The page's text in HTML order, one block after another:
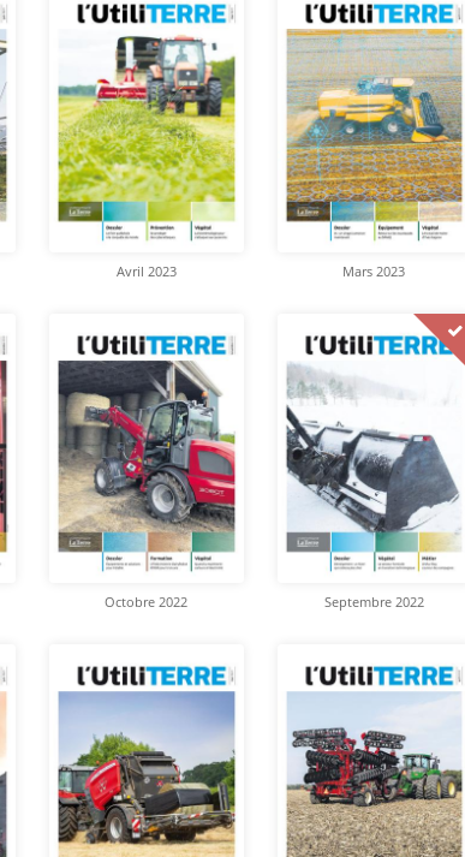
Avril 2023 Mars 2023
Octobre 2022 Septembre 2022